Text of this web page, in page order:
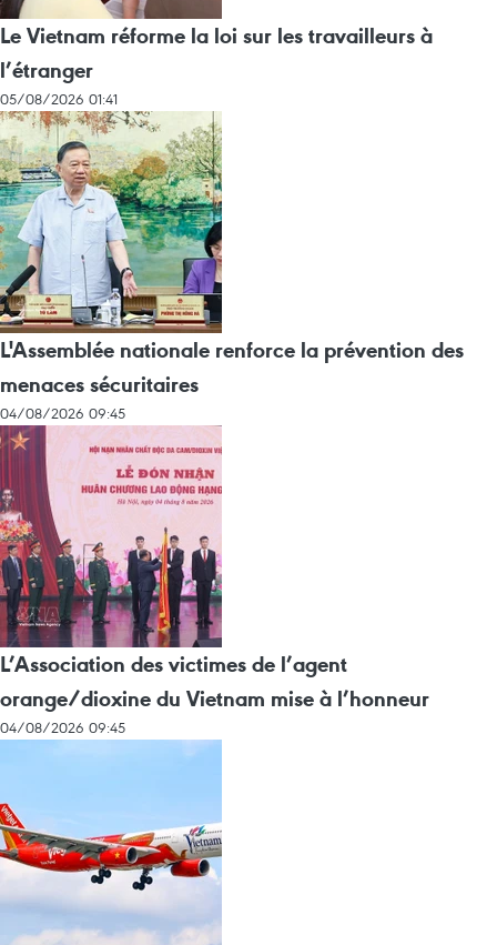
Le Vietnam réforme la loi sur les travailleurs à
l’étranger
05/08/2026 01:41
L'Assemblée nationale renforce la prévention des
menaces sécuritaires
04/08/2026 09:45
L’Association des victimes de l’agent
orange/dioxine du Vietnam mise à l’honneur
04/08/2026 09:45